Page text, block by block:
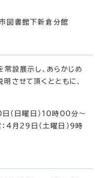
図書館下新倉分館
常設展示し、あらかじめ
させて頂くとともに、
（日曜日）10時00分～
4月29日（土曜日）9時